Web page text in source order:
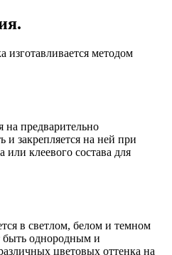
изготавливается методом
на предварительно
и закрепляется на ней при
клеевого состава для
в светлом, белом и темном
быть однородным и
цветовых оттенка на